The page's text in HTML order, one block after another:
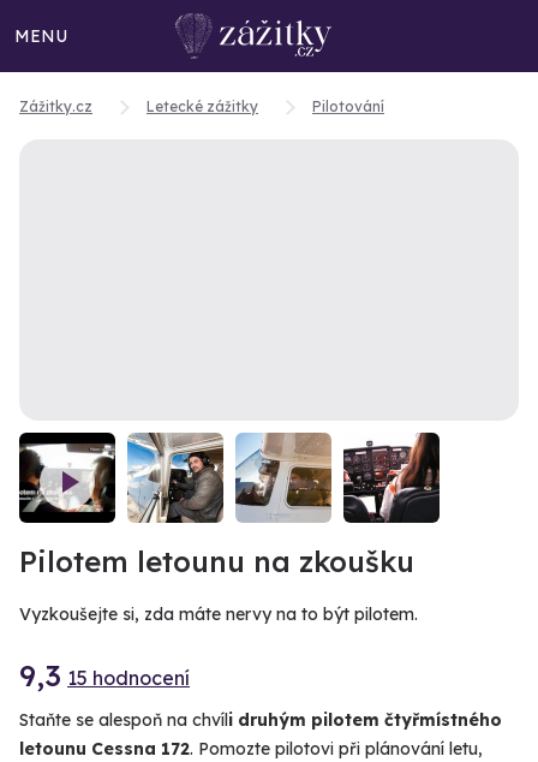
MENU
Zážitky.cz Letecké zážitky Pilotování
Pilotem letounu na zkoušku
Vyzkoušejte si, zda máte nervy na to být pilotem.
9,3 15 hodnocení
Staňte se alespoň na chvíl i druhým pilotem čtyřmístného
letounu Cessna 172. Pomozte pilotovi při plánování letu,